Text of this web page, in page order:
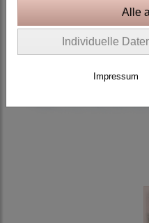
Individuelle
Impressum